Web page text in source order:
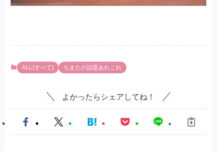
ALL(すべて) ちまたの話題あれこれ
よかったらシェアしてね！